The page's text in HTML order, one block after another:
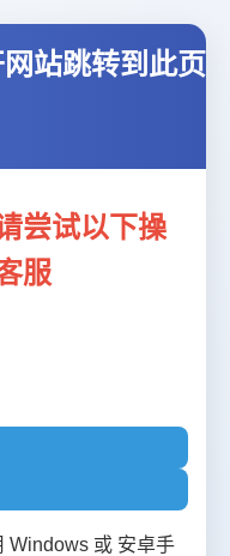
站跳转到此页
尝试以下操
服
Windows 或 安卓手